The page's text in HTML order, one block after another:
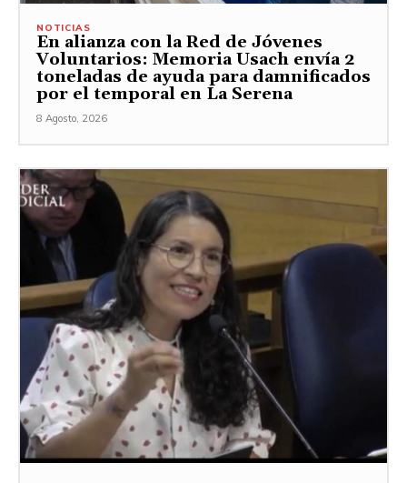
NOTICIAS
En alianza con la Red de Jóvenes
Voluntarios: Memoria Usach envía 2
toneladas de ayuda para damnificados
por el temporal en La Serena
8 Agosto, 2026